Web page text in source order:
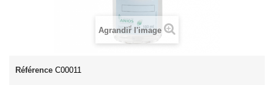
Agrandir l'image
Référence C00011